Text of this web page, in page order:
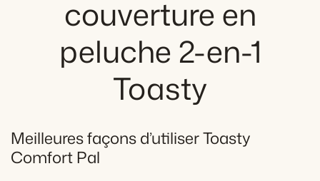
couverture en
peluche 2-en-1
Toasty
Meilleures façons d’utiliser Toasty
Comfort Pal